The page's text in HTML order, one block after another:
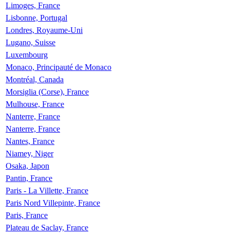
Limoges, France
Lisbonne, Portugal
Londres, Royaume-Uni
Lugano, Suisse
Luxembourg
Monaco, Principauté de Monaco
Montréal, Canada
Morsiglia (Corse), France
Mulhouse, France
Nanterre, France
Nanterre, France
Nantes, France
Niamey, Niger
Osaka, Japon
Pantin, France
Paris - La Villette, France
Paris Nord Villepinte, France
Paris, France
Plateau de Saclay, France